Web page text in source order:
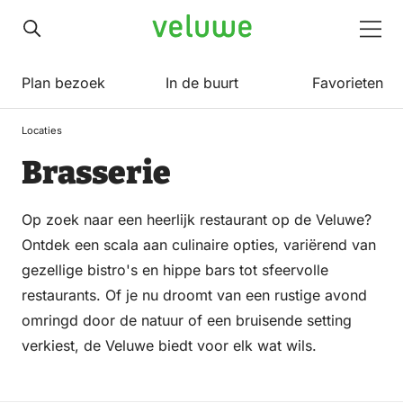
Veluwe
Plan bezoek In de buurt Favorieten
Locaties
Brasserie
Op zoek naar een heerlijk restaurant op de Veluwe?
Ontdek een scala aan culinaire opties, variërend van
gezellige bistro's en hippe bars tot sfeervolle
restaurants. Of je nu droomt van een rustige avond
omringd door de natuur of een bruisende setting
verkiest, de Veluwe biedt voor elk wat wils.